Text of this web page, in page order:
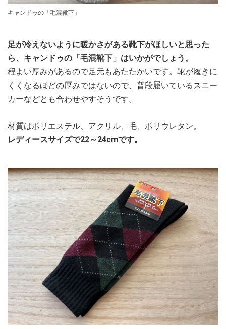
キャンドゥの「毛混靴下」
足が冷えないように暖かさがある靴下がほしいと思った
ら、キャンドゥの「毛混靴下」はいかがでしょう。
程よい厚みがあるので足元もあたたかいです。靴が履きに
くくなるほどの厚みではないので、普段履いているスニー
カーなどとも合わせやすそうです。
材質はポリエステル、アクリル、毛、ポリウレタン。
レディースサイズで22～24cmです。